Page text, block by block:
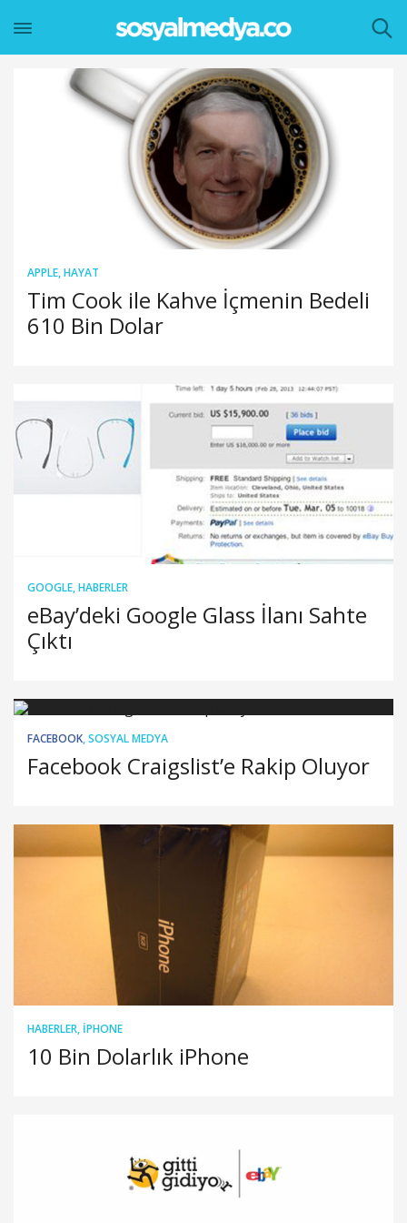
APPLE,HAYAT
Tim Cook ile Kahve İçmenin Bedeli
610 Bin Dolar
GOOGLE,HABERLER
eBay’deki Google Glass İlanı Sahte
Çıktı
FACEBOOK,SOSYAL MEDYA
Facebook Craigslist’e Rakip Oluyor
HABERLER, IPHONE
10 Bin Dolarlık iPhone